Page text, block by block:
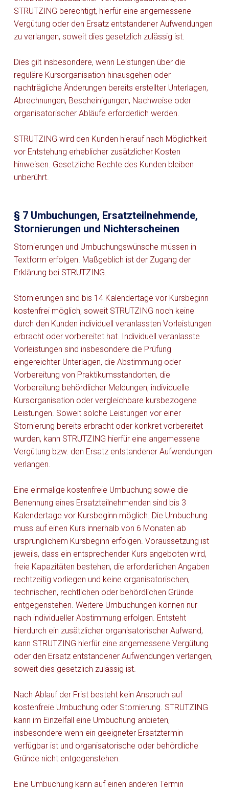
STRUTZING berechtigt, hierfür eine angemessene
Vergütung oder den Ersatz entstandener Aufwendungen
zu verlangen, soweit dies gesetzlich zulässig ist.
Dies gilt insbesondere, wenn Leistungen über die
reguläre Kursorganisation hinausgehen oder
nachträgliche Änderungen bereits erstellter Unterlagen,
Abrechnungen, Bescheinigungen, Nachweise oder
organisatorischer Abläufe erforderlich werden.
STRUTZING wird den Kunden hierauf nach Möglichkeit
vor Entstehung erheblicher zusätzlicher Kosten
hinweisen. Gesetzliche Rechte des Kunden bleiben
unberührt.
§ 7 Umbuchungen, Ersatzteilnehmende,
Stornierungen und Nichterscheinen
Stornierungen und Umbuchungswünsche müssen in
Textform erfolgen. Maßgeblich ist der Zugang der
Erklärung bei STRUTZING.
Stornierungen sind bis 14 Kalendertage vor Kursbeginn
kostenfrei möglich, soweit STRUTZING noch keine
durch den Kunden individuell veranlassten Vorleistungen
erbracht oder vorbereitet hat. Individuell veranlasste
Vorleistungen sind insbesondere die Prüfung
eingereichter Unterlagen, die Abstimmung oder
Vorbereitung von Praktikumsstandorten, die
Vorbereitung behördlicher Meldungen, individuelle
Kursorganisation oder vergleichbare kursbezogene
Leistungen. Soweit solche Leistungen vor einer
Stornierung bereits erbracht oder konkret vorbereitet
wurden, kann STRUTZING hierfür eine angemessene
Vergütung bzw. den Ersatz entstandener Aufwendungen
verlangen.
Eine einmalige kostenfreie Umbuchung sowie die
Benennung eines Ersatzteilnehmenden sind bis 3
Kalendertage vor Kursbeginn möglich. Die Umbuchung
muss auf einen Kurs innerhalb von 6 Monaten ab
ursprünglichem Kursbeginn erfolgen. Voraussetzung ist
jeweils, dass ein entsprechender Kurs angeboten wird,
freie Kapazitäten bestehen, die erforderlichen Angaben
rechtzeitig vorliegen und keine organisatorischen,
technischen, rechtlichen oder behördlichen Gründe
entgegenstehen. Weitere Umbuchungen können nur
nach individueller Abstimmung erfolgen. Entsteht
hierdurch ein zusätzlicher organisatorischer Aufwand,
kann STRUTZING hierfür eine angemessene Vergütung
oder den Ersatz entstandener Aufwendungen verlangen,
soweit dies gesetzlich zulässig ist.
Nach Ablauf der Frist besteht kein Anspruch auf
kostenfreie Umbuchung oder Stornierung. STRUTZING
kann im Einzelfall eine Umbuchung anbieten,
insbesondere wenn ein geeigneter Ersatztermin
verfügbar ist und organisatorische oder behördliche
Gründe nicht entgegenstehen.
Eine Umbuchung kann auf einen anderen Termin